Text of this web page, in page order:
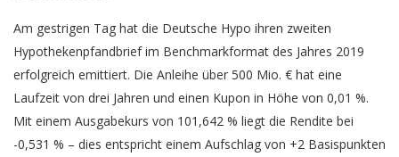
Am gestrigen Tag hat die Deutsche Hypo ihren zweiten
Hypothekenpfandbrief im Benchmarkformat des Jahres 2019
erfolgreich emittiert. Die Anleihe über 500 Mio. € hat eine
Laufzeit von drei Jahren und einen Kupon in Höhe von 0,01 %.
Mit einem Ausgabekurs von 101,642 % liegt die Rendite bei
-0,531 % – dies entspricht einem Aufschlag von +2 Basispunkten